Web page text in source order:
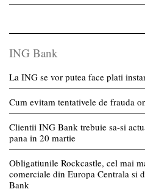
ING Bank
La ING se vor putea face plati
Cum evitam tentativele de frauda
Clientii ING Bank trebuie sa-si
pana in 20 martie
Obligatiunile Rockcastle, cel mai
comerciale din Europa Centrala si
Bank